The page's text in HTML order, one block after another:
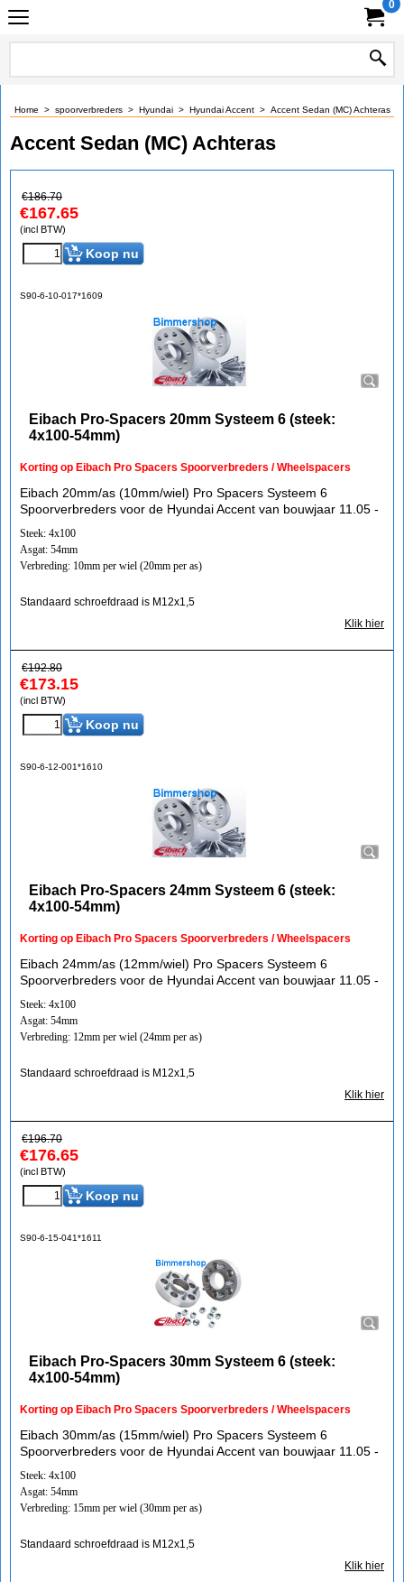
0
Home > spoorverbreders > Hyundai > Hyundai Accent > Accent Sedan (MC) Achteras
Accent Sedan (MC) Achteras
€186.70
€167.65
(incl BTW)
Koop nu
S90-6-10-017*1609
Eibach Pro-Spacers 20mm Systeem 6 (steek:
4x100-54mm)
Korting op Eibach Pro Spacers Spoorverbreders / Wheelspacers
Eibach 20mm/as (10mm/wiel) Pro Spacers Systeem 6
Spoorverbreders voor de Hyundai Accent van bouwjaar 11.05 -
Steek: 4x100
Asgat: 54mm
Verbreding: 10mm per wiel (20mm per as)
Standaard schroefdraad is M12x1,5
Klik hier
€192.80
€173.15
(incl BTW)
Koop nu
S90-6-12-001*1610
Eibach Pro-Spacers 24mm Systeem 6 (steek:
4x100-54mm)
Korting op Eibach Pro Spacers Spoorverbreders / Wheelspacers
Eibach 24mm/as (12mm/wiel) Pro Spacers Systeem 6
Spoorverbreders voor de Hyundai Accent van bouwjaar 11.05 -
Steek: 4x100
Asgat: 54mm
Verbreding: 12mm per wiel (24mm per as)
Standaard schroefdraad is M12x1,5
Klik hier
€196.70
€176.65
(incl BTW)
Koop nu
S90-6-15-041*1611
Eibach Pro-Spacers 30mm Systeem 6 (steek:
4x100-54mm)
Korting op Eibach Pro Spacers Spoorverbreders / Wheelspacers
Eibach 30mm/as (15mm/wiel) Pro Spacers Systeem 6
Spoorverbreders voor de Hyundai Accent van bouwjaar 11.05 -
Steek: 4x100
Asgat: 54mm
Verbreding: 15mm per wiel (30mm per as)
Standaard schroefdraad is M12x1,5
Klik hier